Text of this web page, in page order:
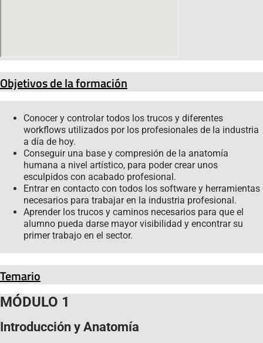
Objetivos de la formación
Conocer y controlar todos los trucos y diferentes
workflows utilizados por los profesionales de la industria
a día de hoy.
Conseguir una base y compresión de la anatomía
humana a nivel artístico, para poder crear unos
esculpidos con acabado profesional.
Entrar en contacto con todos los software y herramientas
necesarios para trabajar en la industria profesional.
Aprender los trucos y caminos necesarios para que el
alumno pueda darse mayor visibilidad y encontrar su
primer trabajo en el sector.
Temario
MÓDULO 1
Introducción y Anatomía